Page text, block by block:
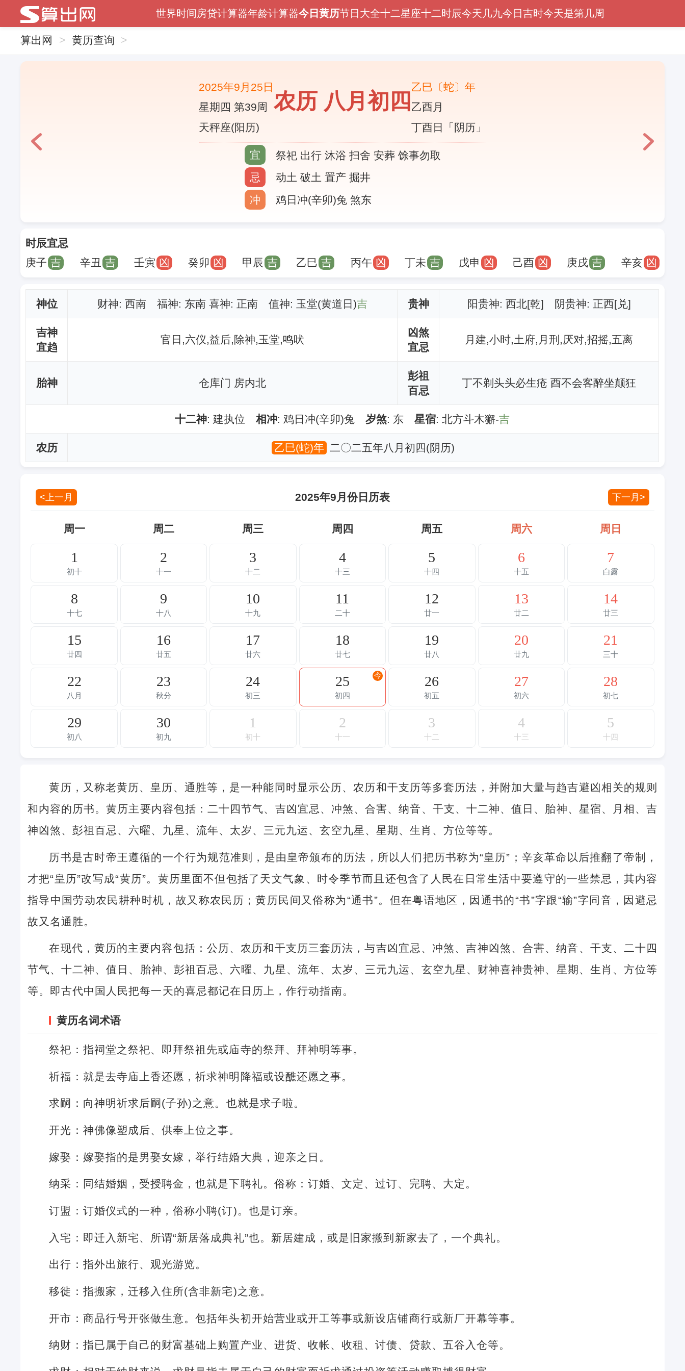
世界时间 房贷计算器年龄计算器今日黄历节日大全十二星座十二时辰今天几九今日吉时今天是第几周
算出网 > 黄历查询 >
2025年9月25日
星期四 第39周
天秤座(阳历)
农历 八月初四
乙巳〔蛇〕年
乙酉月
丁酉日「阴历」
宜
祭祀 出行 沐浴 扫舍 安葬 馀事勿取
忌
动土 破土 置产 掘井
冲
鸡日冲(辛卯)兔 煞东
时辰宜忌
庚子 吉 辛丑 吉 壬寅 凶 癸卯 凶 甲辰 吉 乙巳 吉 丙午 凶 丁未 吉 戊申 凶 己酉 凶 庚戌 吉 辛亥 凶
神位 财神: 西南 福神: 东南 喜神: 正南 值神: 玉堂(黄道日)吉 贵神 阳贵神: 西北[乾] 阴贵神: 正西[兑]
吉神
宜趋
官日,六仪,益后,除神,玉堂,鸣吠
凶煞
宜忌
月建,小时,土府,月刑,厌对,招摇,五离
胎神 仓库门 房内北
彭祖
百忌
丁不剃头头必生疮 酉不会客醉坐颠狂
十二神: 建执位相冲: 鸡日冲(辛卯)兔岁煞: 东星宿: 北方斗木獬-吉
农历 乙巳(蛇)年 二〇二五年八月初四(阴历)
<上一月 2025年9月份日历表 下一月>
周一 周二 周三 周四 周五 周六 周日
1
初十
2
十一
3
十二
4
十三
5
十四
6
十五
7
白露
8
十七
9
十八
10
十九
11
二十
12
廿一
13
廿二
14
廿三
15
廿四
16
廿五
17
廿六
18
廿七
19
廿八
20
廿九
21
三十
22
八月
23
秋分
24
初三
25
初四
今 26
初五
27
初六
28
初七
29
初八
30
初九
1
初十
2
十一
3
十二
4
十三
5
十四
黄历，又称老黄历、皇历、通胜等，是一种能同时显示公历、农历和干支历等多套历法，并附加大量与趋吉避凶相关的规则
和内容的历书。黄历主要内容包括：二十四节气、吉凶宜忌、冲煞、合害、纳音、干支、十二神、值日、胎神、星宿、月相、吉
神凶煞、彭祖百忌、六曜、九星、流年、太岁、三元九运、玄空九星、星期、生肖、方位等等。
历书是古时帝王遵循的一个行为规范准则，是由皇帝颁布的历法，所以人们把历书称为“皇历”；辛亥革命以后推翻了帝制，
才把“皇历”改写成“黄历”。黄历里面不但包括了天文气象、时令季节而且还包含了人民在日常生活中要遵守的一些禁忌，其内容
指导中国劳动农民耕种时机，故又称农民历；黄历民间又俗称为“通书”。但在粤语地区，因通书的“书”字跟“输”字同音，因避忌
故又名通胜。
在现代，黄历的主要内容包括：公历、农历和干支历三套历法，与吉凶宜忌、冲煞、吉神凶煞、合害、纳音、干支、二十四
节气、十二神、值日、胎神、彭祖百忌、六曜、九星、流年、太岁、三元九运、玄空九星、财神喜神贵神、星期、生肖、方位等
等。即古代中国人民把每一天的喜忌都记在日历上，作行动指南。
黄历名词术语
祭祀：指祠堂之祭祀、即拜祭祖先或庙寺的祭拜、拜神明等事。
祈福：就是去寺庙上香还愿，祈求神明降福或设醮还愿之事。
求嗣：向神明祈求后嗣(子孙)之意。也就是求子啦。
开光：神佛像塑成后、供奉上位之事。
嫁娶：嫁娶指的是男娶女嫁，举行结婚大典，迎亲之日。
纳采：同结婚姻，受授聘金，也就是下聘礼。俗称：订婚、文定、过订、完聘、大定。
订盟：订婚仪式的一种，俗称小聘(订)。也是订亲。
入宅：即迁入新宅、所谓“新居落成典礼”也。新居建成，或是旧家搬到新家去了，一个典礼。
出行：指外出旅行、观光游览。
移徙：指搬家，迁移入住所(含非新宅)之意。
开市：商品行号开张做生意。包括年头初开始营业或开工等事或新设店铺商行或新厂开幕等事。
纳财：指已属于自己的财富基础上购置产业、进货、收帐、收租、讨债、贷款、五谷入仓等。